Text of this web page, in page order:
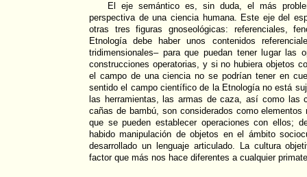
El eje semántico es, sin duda, el más
perspectiva de una ciencia humana. Este eje del
otras tres figuras gnoseológicas: referenciales,
Etnología debe haber unos contenidos
tridimensionales– para que puedan tener lugar las
construcciones operatorias, y si no hubiera objetos
el campo de una ciencia no se podrían tener en
sentido el campo científico de la Etnología no está
las herramientas, las armas de caza, así como las
cañas de bambú, son considerados como
que se pueden establecer operaciones con ellos;
habido manipulación de objetos en el ámbito
desarrollado un lenguaje articulado. La cultura
factor que más nos hace diferentes a cualquier